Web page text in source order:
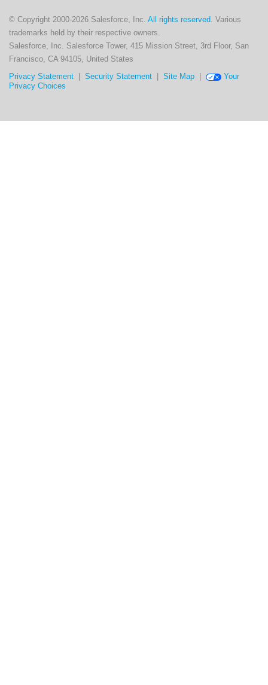
© Copyright 2000-2026 Salesforce, Inc. All rights reserved. Various
trademarks held by their respective owners.
Salesforce, Inc. Salesforce Tower, 415 Mission Street, 3rd Floor, San
Francisco, CA 94105, United States
Privacy Statement
Security Statement Site Map
Your
Privacy Choices